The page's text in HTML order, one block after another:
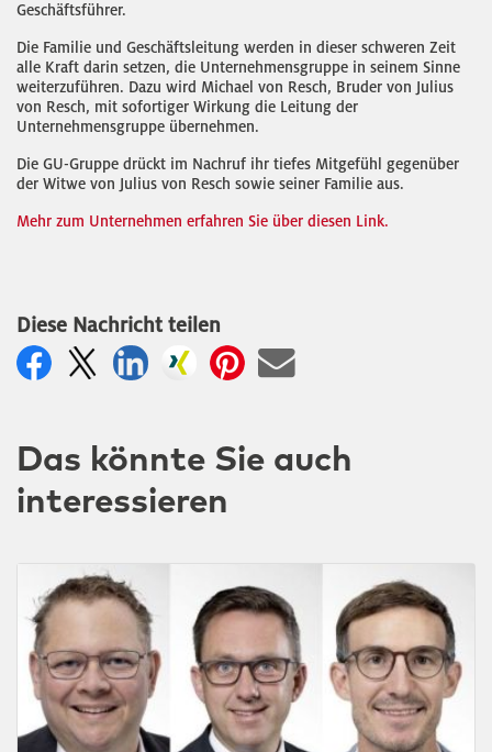
Geschäftsführer.
Die Familie und Geschäftsleitung werden in dieser schweren Zeit
alle Kraft darin setzen, die Unternehmensgruppe in seinem Sinne
weiterzuführen. Dazu wird Michael von Resch, Bruder von Julius
von Resch, mit sofortiger Wirkung die Leitung der
Unternehmensgruppe übernehmen.
Die GU-Gruppe drückt im Nachruf ihr tiefes Mitgefühl gegenüber
der Witwe von Julius von Resch sowie seiner Familie aus.
Mehr zum Unternehmen erfahren Sie über diesen Link.
Diese Nachricht teilen
Das könnte Sie auch
interessieren